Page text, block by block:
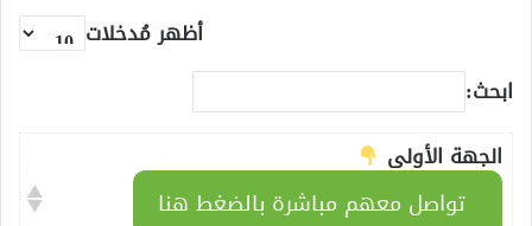
أظهر مُدخلات
ابحث:
الجهة الأولى
تواصل معهم مباشرة بالضغط هنا